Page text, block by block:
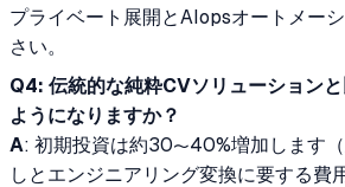
プライベート展開とAIopsオートメー
さい。
Q4: 伝統的な純粋CVソリューション
ようになりますか？
A: 初期投資は約30〜40%増加します
しとエンジニアリング変換に要する費